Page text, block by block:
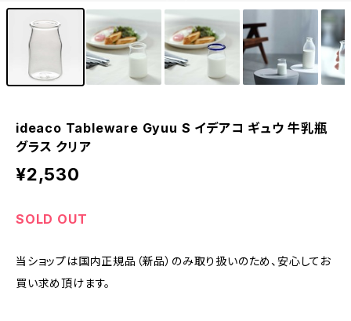
ideaco Tableware Gyuu S イデアコ ギュウ 牛乳瓶
グラス クリア
¥2,530
SOLD OUT
当ショップは国内正規品（新品）のみ取り扱いのため、安心してお
買い求め頂けます。